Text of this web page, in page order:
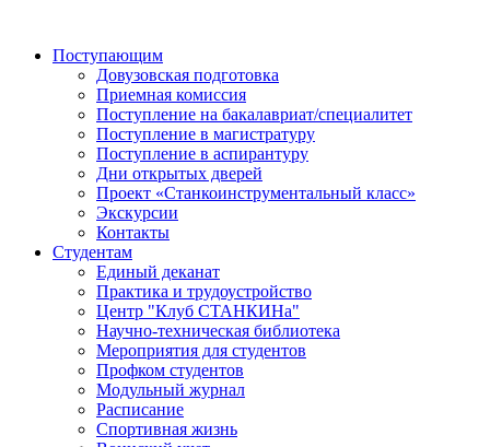
Поступающим
Довузовская подготовка
Приемная комиссия
Поступление на бакалавриат/специалитет
Поступление в магистратуру
Поступление в аспирантуру
Дни открытых дверей
Проект «Станкоинструментальный класс»
Экскурсии
Контакты
Студентам
Единый деканат
Практика и трудоустройство
Центр "Клуб СТАНКИНа"
Научно-техническая библиотека
Мероприятия для студентов
Профком студентов
Модульный журнал
Расписание
Спортивная жизнь